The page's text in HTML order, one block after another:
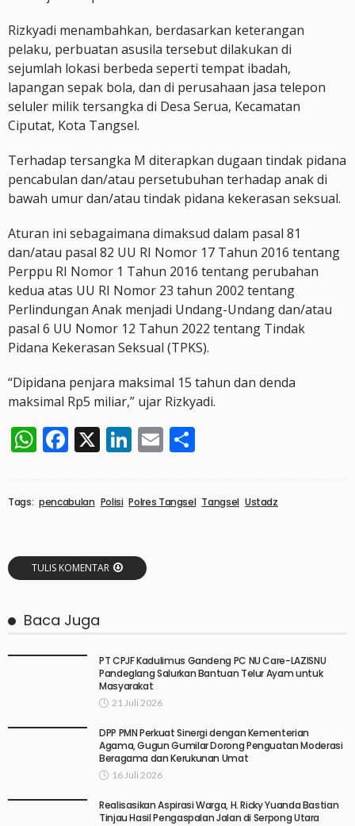
Rizkyadi menambahkan, berdasarkan keterangan
pelaku, perbuatan asusila tersebut dilakukan di
sejumlah lokasi berbeda seperti tempat ibadah,
lapangan sepak bola, dan di perusahaan jasa telepon
seluler milik tersangka di Desa Serua, Kecamatan
Ciputat, Kota Tangsel.
Terhadap tersangka M diterapkan dugaan tindak pidana
pencabulan dan/atau persetubuhan terhadap anak di
bawah umur dan/atau tindak pidana kekerasan seksual.
Aturan ini sebagaimana dimaksud dalam pasal 81
dan/atau pasal 82 UU RI Nomor 17 Tahun 2016 tentang
Perppu RI Nomor 1 Tahun 2016 tentang perubahan
kedua atas UU RI Nomor 23 tahun 2002 tentang
Perlindungan Anak menjadi Undang-Undang dan/atau
pasal 6 UU Nomor 12 Tahun 2022 tentang Tindak
Pidana Kekerasan Seksual (TPKS).
“Dipidana penjara maksimal 15 tahun dan denda
maksimal Rp5 miliar,” ujar Rizkyadi.
WhatsApp
Facebook
X LinkedIn
Email
Tags: pencabulan Polisi Polres Tangsel Tangsel Ustadz
TULIS KOMENTAR
Baca Juga
PT CPJF Kadulimus Gandeng PC NU Care-LAZISNU
Pandeglang Salurkan Bantuan Telur Ayam untuk
Masyarakat
21 Juli 2026
DPP PMN Perkuat Sinergi dengan Kementerian
Agama, Gugun Gumilar Dorong Penguatan Moderasi
Beragama dan Kerukunan Umat
16 Juli 2026
Realisasikan Aspirasi Warga, H. Ricky Yuanda Bastian
Tinjau Hasil Pengaspalan Jalan di Serpong Utara